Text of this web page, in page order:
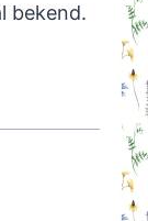
bekend.